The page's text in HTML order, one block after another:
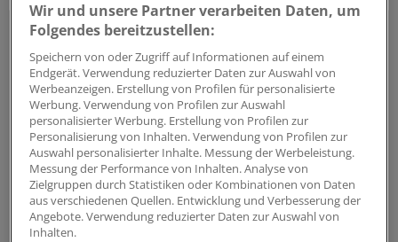
Vorteile des Logins
Über unserkostenloses Loginerhalten Ärzte und
Ärztinnen sowie andere Mitarbeiter der
Gesundheitsbranche Zugriff auf mehr
Hintergründe, Interviews und Praxis-Tipps.
Jetzt anmelden »
Kostenlos registrieren »
Wir und unsere Partner verarbeiten Daten, um
Folgendes bereitzustellen:
Speichern von oder Zugriff auf Informationen auf einem
Endgerät. Verwendung reduzierter Daten zur Auswahl von
Werbeanzeigen. Erstellung von Profilen für personalisierte
Werbung. Verwendung von Profilen zur Auswahl
personalisierter Werbung. Erstellung von Profilen zur
Personalisierung von Inhalten. Verwendung von Profilen zur
Auswahl personalisierter Inhalte. Messung der Werbeleistung.
Messung der Performance von Inhalten. Analyse von
Zielgruppen durch Statistiken oder Kombinationen von Daten
aus verschiedenen Quellen. Entwicklung und Verbesserung der
Angebote. Verwendung reduzierter Daten zur Auswahl von
Inhalten.